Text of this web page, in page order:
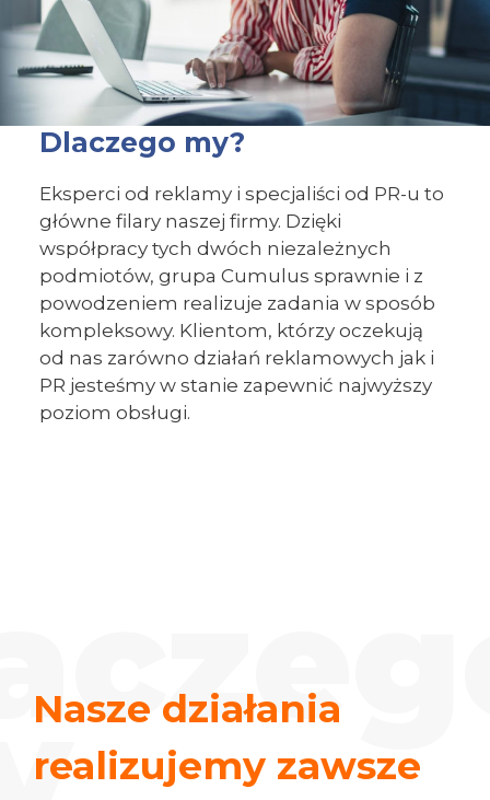
Dlaczego my?
Eksperci od reklamy i specjaliści od PR-u to
główne filary naszej firmy. Dzięki
współpracy tych dwóch niezależnych
podmiotów, grupa Cumulus sprawnie i z
powodzeniem realizuje zadania w sposób
kompleksowy. Klientom, którzy oczekują
od nas zarówno działań reklamowych jak i
PR jesteśmy w stanie zapewnić najwyższy
poziom obsługi.
Nasze działania
realizujemy zawsze